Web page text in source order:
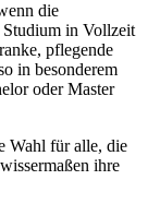
die
Studium in Vollzeit
pflegende
in besonderem
oder Master
Wahl für alle, die
ihre